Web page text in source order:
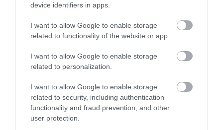
device identifiers in apps.
I want to allow Google to enable storage
related to functionality of the website or app.
I want to allow Google to enable storage
related to personalization.
I want to allow Google to enable storage
related to security, including authentication
functionality and fraud prevention, and other
user protection.
AZ EGYHANGÚSÁGOT: A
VÁLTOZATOS NÖVÉNYZET
STRATÉGIA
2026-07-31
NEVEZTEK MEG, ÉS A FÖLD
HINNI MAGUNKAT
2026-07-30